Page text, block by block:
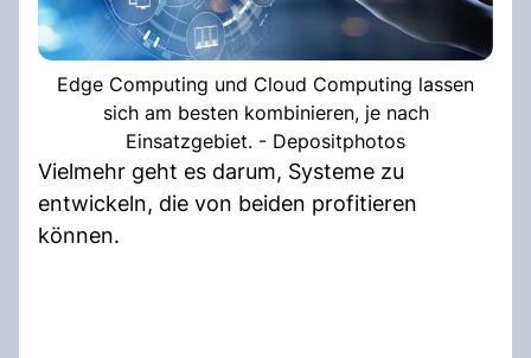
Edge Computing und Cloud Computing lassen
sich am besten kombinieren, je nach
Einsatzgebiet. - Depositphotos
Vielmehr geht es darum, Systeme zu
entwickeln, die von beiden profitieren
können.